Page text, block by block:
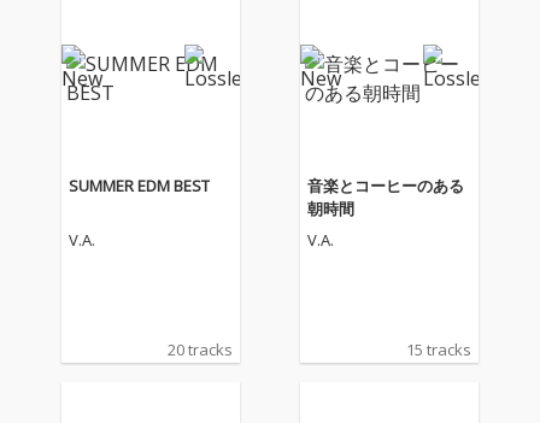
SUMMER EDM BEST
V.A.
20 tracks
音楽とコーヒーのある
朝時間
V.A.
15 tracks